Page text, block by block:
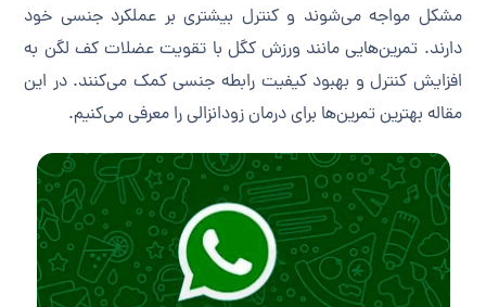
مشکل مواجه می‌شوند و کنترل بیشتری بر عملکرد جنسی خود
دارند. تمرین‌هایی مانند ورزش کگل با تقویت عضلات کف لگن به
افزایش کنترل و بهبود کیفیت رابطه جنسی کمک می‌کنند. در این
مقاله بهترین تمرین‌ها برای درمان زودانزالی را معرفی می‌کنیم.